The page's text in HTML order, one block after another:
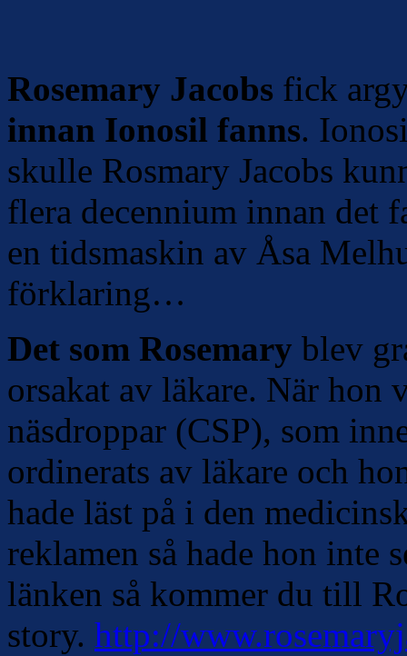
Rosemary Jacobs fick
innan Ionosil fanns.
skulle Rosmary Jacobs
flera decennium innan det
en tidsmaskin av Åsa
förklaring…
Det som Rosemary blev
orsakat av läkare. När hon
näsdroppar (CSP), som
ordinerats av läkare och
hade läst på i den
reklamen så hade hon inte
länken så kommer du till
story. http://